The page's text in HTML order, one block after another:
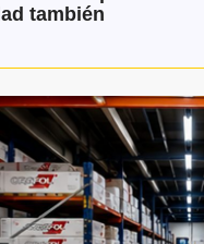
también